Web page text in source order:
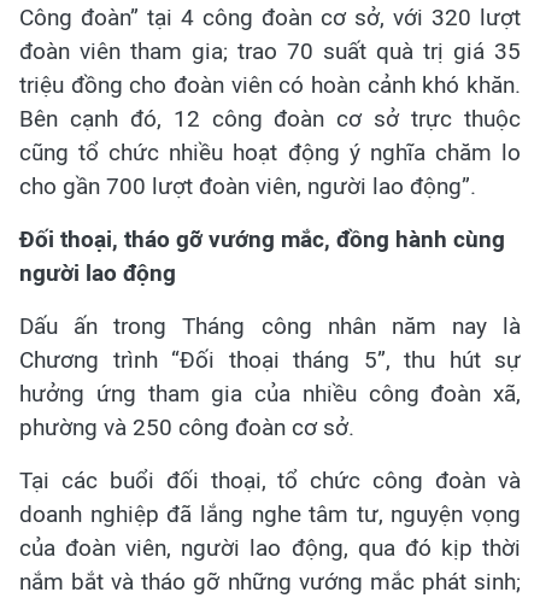
Công đoàn” tại 4 công đoàn cơ sở, với 320 lượt
đoàn viên tham gia; trao 70 suất quà trị giá 35
triệu đồng cho đoàn viên có hoàn cảnh khó khăn.
Bên cạnh đó, 12 công đoàn cơ sở trực thuộc
cũng tổ chức nhiều hoạt động ý nghĩa chăm lo
cho gần 700 lượt đoàn viên, người lao động”.
Đối thoại, tháo gỡ vướng mắc, đồng hành cùng
người lao động
Dấu ấn trong Tháng công nhân năm nay là
Chương trình “Đối thoại tháng 5”, thu hút sự
hưởng ứng tham gia của nhiều công đoàn xã,
phường và 250 công đoàn cơ sở.
Tại các buổi đối thoại, tổ chức công đoàn và
doanh nghiệp đã lắng nghe tâm tư, nguyện vọng
của đoàn viên, người lao động, qua đó kịp thời
nắm bắt và tháo gỡ những vướng mắc phát sinh;